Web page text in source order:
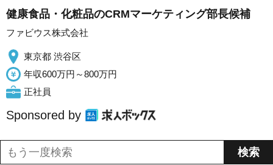
健康食品・化粧品のCRMマーケティング部長候補
ファビウス株式会社
東京都 渋谷区
年収600万円～800万円
正社員
Sponsored by